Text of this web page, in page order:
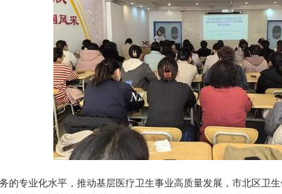
的专业化水平，推动基层医疗卫生事业高质量发展，市北区卫